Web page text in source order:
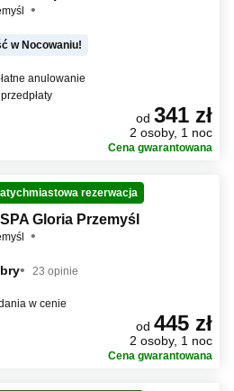
w Nocowaniu!
anulowanie
od 341 zł
2 osoby, 1 noc
Cena gwarantowana
rezerwacja
Gloria Przemyśl
23 opinie
w cenie
od 445 zł
2 osoby, 1 noc
Cena gwarantowana